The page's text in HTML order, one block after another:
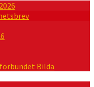
Bilda